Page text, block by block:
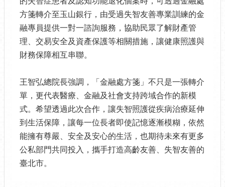
方箋轉介至玉山銀行，由受過失智友善專業訓練的金
融專員提供一對一諮詢服務，協助民眾了解財產管
理、交易安全及資產保護等相關措施，讓健康照護與
財務保障相互串聯。
王智弘總院長強調，「金融處方箋」不只是一張轉介
單，更代表醫療、金融及社會支持跨域合作的新模
式。希望透過此次合作，讓失智照護從疾病治療延伸
到生活保障，讓每一位長者即使記憶逐漸模糊，依然
能擁有尊嚴、安全及安心的生活，也期待未來有更多
公私部門共同投入，攜手打造高齡友善、失智友善的
臺北市。